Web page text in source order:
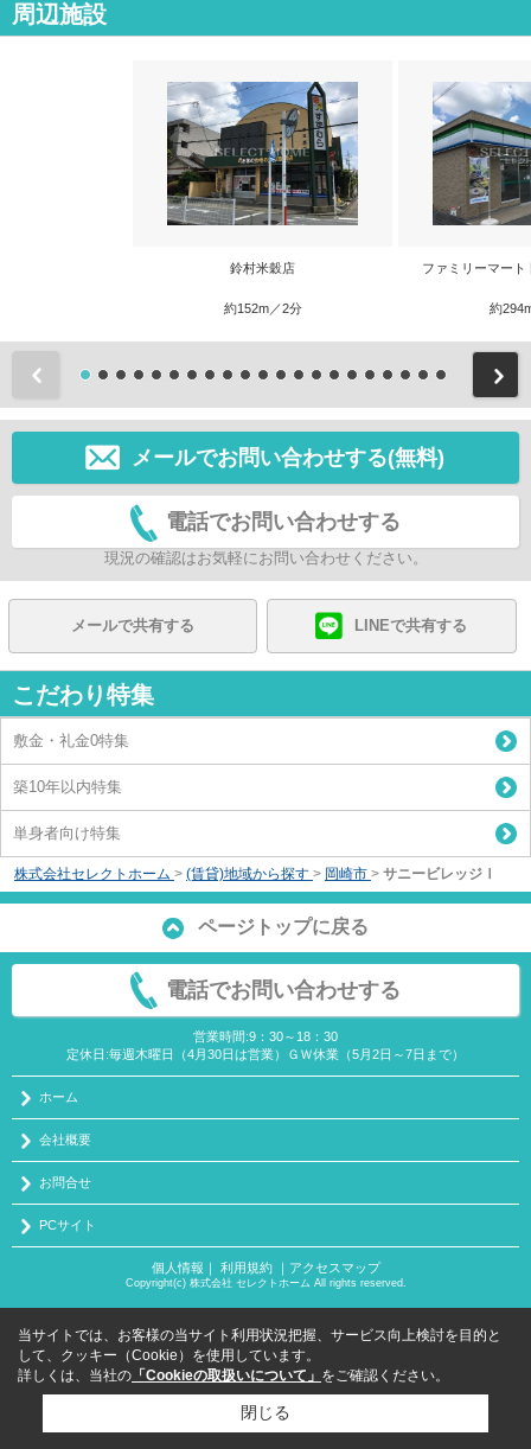
周辺施設
鈴村米穀店
約152m／2分
ファミリーマー
約
前
メールでお問い合わせする(無料)
電話でお問い合わせする
現況の確認はお気軽にお問い合わせください。
メールで共有する LINEで共有する
こだわり特集
敷金・礼金0特集
築10年以内特集
単身者向け特集
株式会社セレクトホーム > (賃貸)地域から探す > 岡崎市 > サニービレッジⅠ
ページトップに戻る
電話でお問い合わせする
営業時間:9：30～18：30
定休日:毎週木曜日（4月30日は営業）ＧＷ休業（5月2日～7日まで）
ホーム
会社概要
お問合せ
PCサイト
個人情報 利用規約｜ アクセスマップ
Copyright(c) 株式会社 セレクトホーム All rights reserved.
当サイトでは、お客様の当サイト利用状況把握、サービス向上検討を目的と
して、クッキー（Cookie）を使用しています。
詳しくは、当社の 「Cookieの取扱いについて」 をご確認ください。
閉じる